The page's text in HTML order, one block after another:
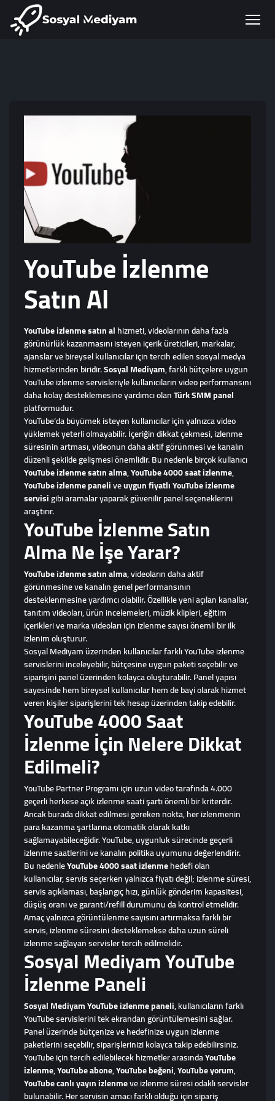
YouTube İzlenme
Satın Al
YouTube izlenme satın alhizmeti, videolarının daha fazla
görünürlük kazanmasını isteyen içerik üreticileri, markalar,
ajanslar ve bireysel kullanıcılar için tercih edilen sosyal medya
hizmetlerinden biridir.Sosyal Mediyam, farklı bütçelere uygun
YouTube izlenme servisleriyle kullanıcıların video performansını
daha kolay desteklemesine yardımcı olanTürk SMM panel
platformudur.
YouTube’da büyümek isteyen kullanıcılar için yalnızca video
yüklemek yeterli olmayabilir. İçeriğin dikkat çekmesi, izlenme
süresinin artması, videonun daha aktif görünmesi ve kanalın
düzenli şekilde gelişmesi önemlidir. Bu nedenle birçok kullanıcı
YouTube izlenme satın alma,YouTube 4000 saat izlenme,
YouTube izlenme paneliveuygun fiyatlı YouTube izlenme
servisigibi aramalar yaparak güvenilir panel seçeneklerini
araştırır.
YouTube İzlenme Satın
Alma Ne İşe Yarar?
YouTube izlenme satın alma, videoların daha aktif
görünmesine ve kanalın genel performansının
desteklenmesine yardımcı olabilir. Özellikle yeni açılan kanallar,
tanıtım videoları, ürün incelemeleri, müzik klipleri, eğitim
içerikleri ve marka videoları için izlenme sayısı önemli bir ilk
izlenim oluşturur.
Sosyal Mediyam üzerinden kullanıcılar farklı YouTube izlenme
servislerini inceleyebilir, bütçesine uygun paketi seçebilir ve
siparişini panel üzerinden kolayca oluşturabilir. Panel yapısı
sayesinde hem bireysel kullanıcılar hem de bayi olarak hizmet
veren kişiler siparişlerini tek hesap üzerinden takip edebilir.
YouTube 4000 Saat
İzlenme İçin Nelere Dikkat
Edilmeli?
YouTube Partner Programı için uzun video tarafında 4.000
geçerli herkese açık izlenme saati şartı önemli bir kriterdir.
Ancak burada dikkat edilmesi gereken nokta, her izlenmenin
para kazanma şartlarına otomatik olarak katkı
sağlamayabileceğidir. YouTube, uygunluk sürecinde geçerli
izlenme saatlerini ve kanalın politika uyumunu değerlendirir.
Bu nedenleYouTube 4000 saat izlenmehedefi olan
kullanıcılar, servis seçerken yalnızca fiyatı değil; izlenme süresi,
servis açıklaması, başlangıç hızı, günlük gönderim kapasitesi,
düşüş oranı ve garanti/refill durumunu da kontrol etmelidir.
Amaç yalnızca görüntülenme sayısını artırmaksa farklı bir
servis, izlenme süresini desteklemekse daha uzun süreli
izlenme sağlayan servisler tercih edilmelidir.
Sosyal Mediyam YouTube
İzlenme Paneli
Sosyal Mediyam YouTube izlenme paneli, kullanıcıların farklı
YouTube servislerini tek ekrandan görüntülemesini sağlar.
Panel üzerinde bütçenize ve hedefinize uygun izlenme
paketlerini seçebilir, siparişlerinizi kolayca takip edebilirsiniz.
YouTube için tercih edilebilecek hizmetler arasındaYouTube
izlenme,YouTube abone,YouTube beğeni,YouTube yorum,
YouTube canlı yayın izlenmeve izlenme süresi odaklı servisler
bulunabilir. Her servisin amacı farklı olduğu için sipariş